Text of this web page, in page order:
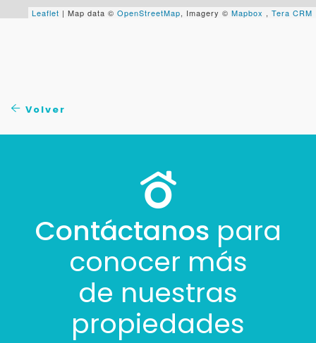
Leaflet | Map data © OpenStreetMap, Imagery © Mapbox , Tera CRM
Volver
Contáctanos para
conocer más
de nuestras
propiedades